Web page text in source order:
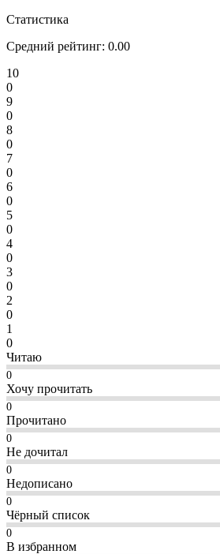
Статистика
Средний рейтинг: 0.00
10
0
9
0
8
0
7
0
6
0
5
0
4
0
3
0
2
0
1
0
Читаю
0
Хочу прочитать
0
Прочитано
0
Не дочитал
0
Недописано
0
Чёрный список
0
В избранном